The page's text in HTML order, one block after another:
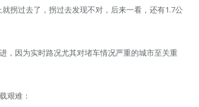
拐过去了，拐过去发现不对，后来一看，还有1.7公
，因为实时路况尤其对堵车情况严重的城市至关重
艰难：